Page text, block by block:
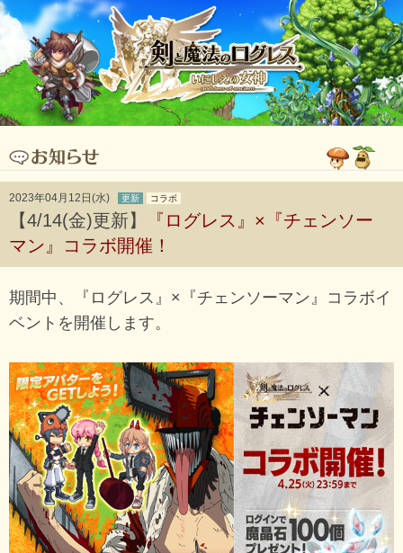
2023年04月12日(水) 更新 コラボ
【4/14(金)更新】
『ログレス』×『チェンソー
マン』コラボ開催！
期間中、『ログレス』×『チェンソーマン』コラボイ
ベントを開催します。